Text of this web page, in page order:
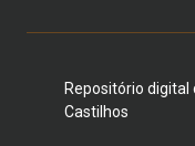
Repositório digital
Castilhos